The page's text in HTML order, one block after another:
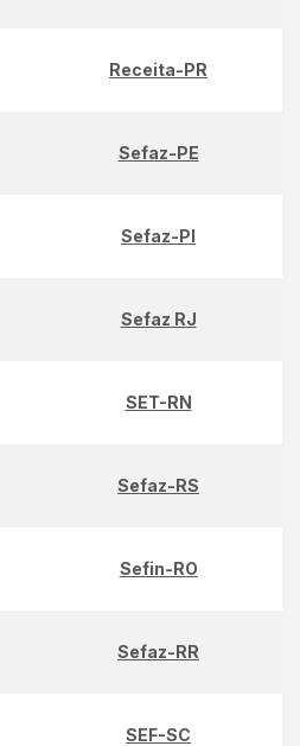
Receita-PR
Sefaz-PE
Sefaz-PI
Sefaz RJ
SET-RN
Sefaz-RS
Sefin-RO
Sefaz-RR
SEF-SC